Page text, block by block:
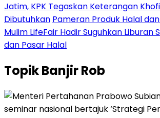
Jatim, KPK Tegaskan Keterangan
Dibutuhkan Pameran Produk Halal
Mulim LifeFair Hadir Suguhkan Liburan
dan Pasar Halal
TopikBanjir Rob